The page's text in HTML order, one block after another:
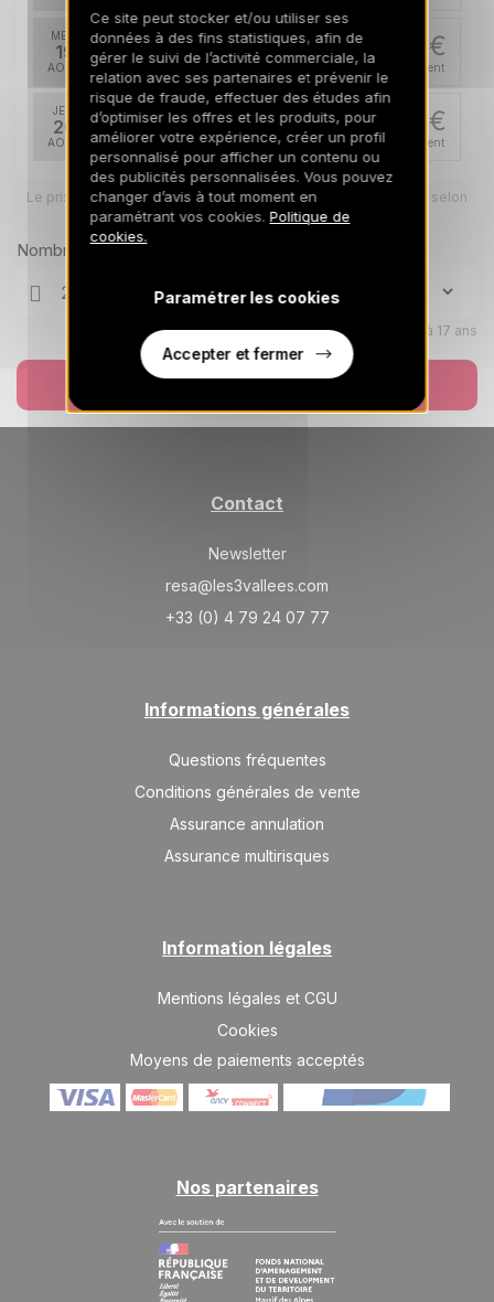
MER.
19
AOÛT
440 €
/hébergement
Retour le
21/08/2026
JEU.
20
AOÛT
440 €
/hébergement
Retour le
22/08/2026
21 440 €
Retour le
23/08/2026
SAM.
AOÛT /hébergement
440 €
Retour le
26/08/2026
MAR.
25 440 €
29/08/2026
Le prix total pour votre sélection sera ajusté en page suivante selon
vos options
Nombre de voyageurs
Enfants âgés de 0 à 17 ans
Réserver
Contact
Newsletter
resa@les3vallees.com
+33 (0) 4 79 24 07 77
Informations générales
Questions fréquentes
Conditions générales de vente
Assurance annulation
Assurance multirisques
Information légales
Mentions légales et CGU
Cookies
Moyens de paiements acceptés
Nos partenaires
Ce site peut stocker et/ou utiliser ses
données à des fins statistiques, afin de
gérer le suivi de l’activité commerciale, la
relation avec ses partenaires et prévenir le
risque de fraude, effectuer des études afin
d’optimiser les offres et les produits, pour
améliorer votre expérience, créer un profil
personnalisé pour afficher un contenu ou
des publicités personnalisées. Vous pouvez
changer d’avis à tout moment en
paramétrant vos cookies. Politique de
cookies.
Paramétrer les cookies
Accepter et fermer